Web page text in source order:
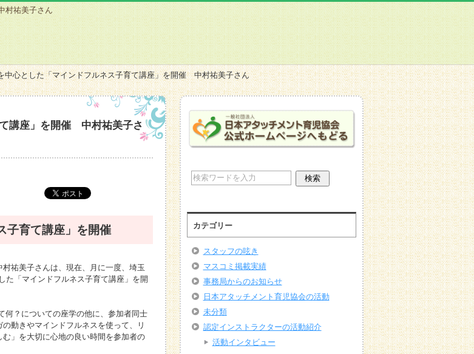
村祐美子さん
中心とした「マインドフルネス子育て講座」を開催 中村祐美子さん
講座」を開催 中村祐美子さ
子育て講座」を開催
祐美子さんは、現在、月に一度、埼玉
「マインドフルネス子育て講座」を開
何？についての座学の他に、参加者同士
動きやマインドフルネスを使って、リ
」を大切に心地の良い時間を参加者の
カテゴリー
スタッフの呟き
マスコミ掲載実績
事務局からのお知らせ
日本アタッチメント育児協会の活動
未分類
認定インストラクターの活動紹介
活動インタビュー